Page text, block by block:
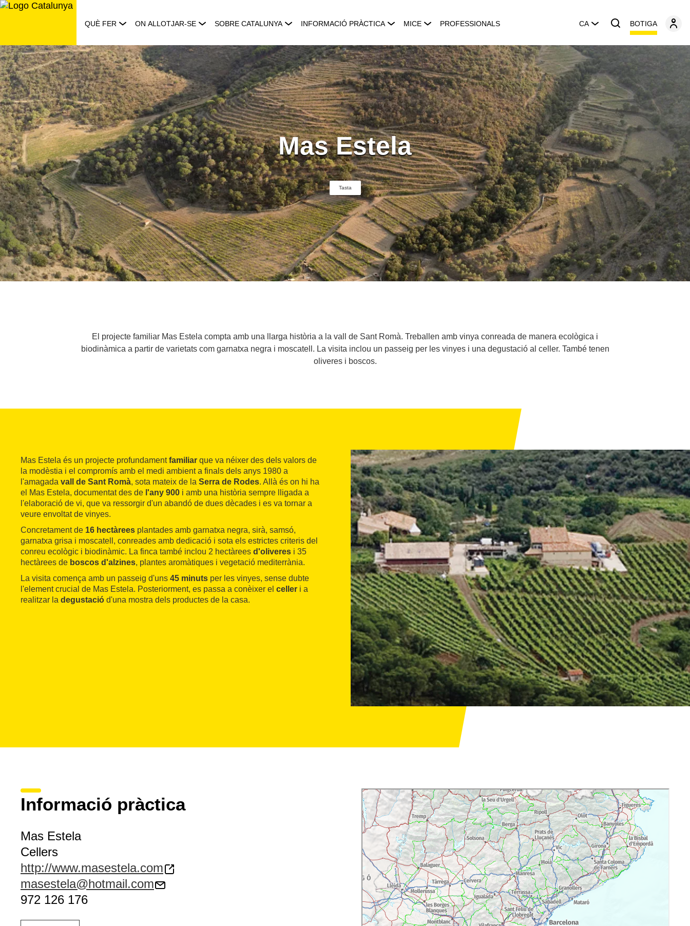
Saltar
QUÈ FER ON ALLOTJAR-SE SOBRE CATALUNYA INFORMACIÓ PRÀCTICA MICE PROFESSIONALS CA BOTIGA
Mas Estela
Tasta
El projecte familiar Mas Estela compta amb una llarga història a la vall de Sant Romà. Treballen amb vinya conreada de manera ecològica i
biodinàmica a partir de varietats com garnatxa negra i moscatell. La visita inclou un passeig per les vinyes i una degustació al celler. També tenen
oliveres i boscos.
Mas Estela és un projecte profundamentfamiliar que va néixer des dels valors de
la modèstia i el compromís amb el medi ambient a finals dels anys 1980 a
l'amagada vall de Sant Romà, sota mateix de la Serra de Rodes. Allà és on hi ha
el Mas Estela, documentat des de l'any 900 i amb una història sempre lligada a
l'elaboració de vi, que va ressorgir d'un abandó de dues dècades i es va tornar a
veure envoltat de vinyes.
Concretament de 16 hectàrees plantades amb garnatxa negra, sirà, samsó,
garnatxa grisa i moscatell, conreades amb dedicació i sota els estrictes criteris del
conreu ecològic i biodinàmic. La finca també inclou 2 hectàrees d'oliveres i 35
hectàrees de boscos d'alzines, plantes aromàtiques i vegetació mediterrània.
La visita comença amb un passeig d'uns 45 minuts per les vinyes, sense dubte
l'element crucial de Mas Estela. Posteriorment, es passa a conèixer el celler i a
realitzar la degustació d'una mostra dels productes de la casa.
Informació pràctica
Mas Estela
Cellers
http://www.masestela.com
masestela@hotmail.com
972 126 176